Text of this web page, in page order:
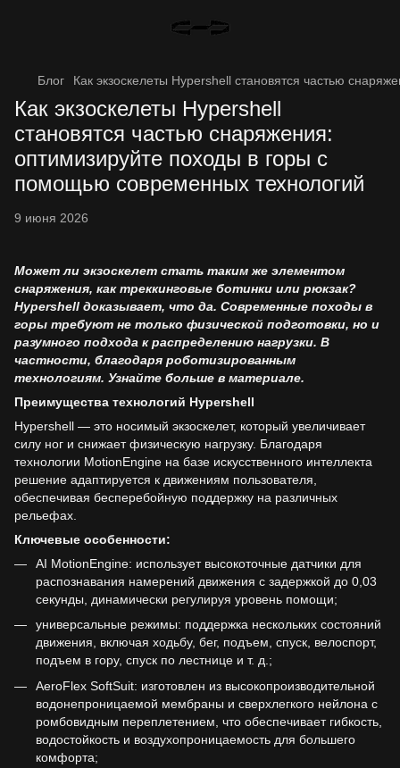
Блог Как экзоскелеты Hypershell становятся частью
Как экзоскелеты Hypershell
становятся частью снаряжения:
оптимизируйте походы в горы с
помощью современных технологий
9 июня 2026
Может ли экзоскелет стать таким же элементом
снаряжения, как треккинговые ботинки или рюкзак?
Hypershell доказывает, что да. Современные походы в
горы требуют не только физической подготовки, но и
разумного подхода к распределению нагрузки. В
частности, благодаря роботизированным
технологиям. Узнайте больше в материале.
Преимущества технологий Hypershell
Hypershell — это носимый экзоскелет, который увеличивает
силу ног и снижает физическую нагрузку. Благодаря
технологии MotionEngine на базе искусственного интеллекта
решение адаптируется к движениям пользователя,
обеспечивая бесперебойную поддержку на различных
рельефах.
Ключевые особенности:
AI MotionEngine: использует высокоточные датчики для
распознавания намерений движения с задержкой до 0,03
секунды, динамически регулируя уровень помощи;
универсальные режимы: поддержка нескольких состояний
движения, включая ходьбу, бег, подъем, спуск, велоспорт,
подъем в гору, спуск по лестнице и т. д.;
AeroFlex SoftSuit: изготовлен из высокопроизводительной
водонепроницаемой мембраны и сверхлегкого нейлона с
ромбовидным переплетением, что обеспечивает гибкость,
водостойкость и воздухопроницаемость для большего
комфорта;